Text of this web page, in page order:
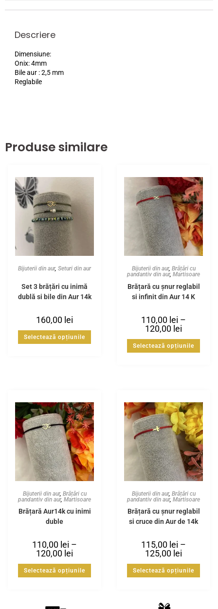
Descriere
Dimensiune:
Onix: 4mm
Bile aur : 2,5 mm
Reglabile
Produse similare
Bijuterii din aur, Seturi din aur
Set 3 brățări cu inimă
dublă și bile din Aur 14k
160,00 lei
Selectează opțiunile
Bijuterii din aur, Brățări cu
pandantiv din aur, Martisoare
Brățară cu șnur reglabil
si infinit din Aur 14 K
110,00 lei –
120,00 lei
Selectează opțiunile
Bijuterii din aur, Brățări cu
pandantiv din aur, Martisoare
Brățară Aur14k cu inimi
duble
110,00 lei –
120,00 lei
Selectează opțiunile
Bijuterii din aur, Brățări cu
pandantiv din aur, Martisoare
Brățară cu șnur reglabil
si cruce din Aur de 14k
115,00 lei –
125,00 lei
Selectează opțiunile